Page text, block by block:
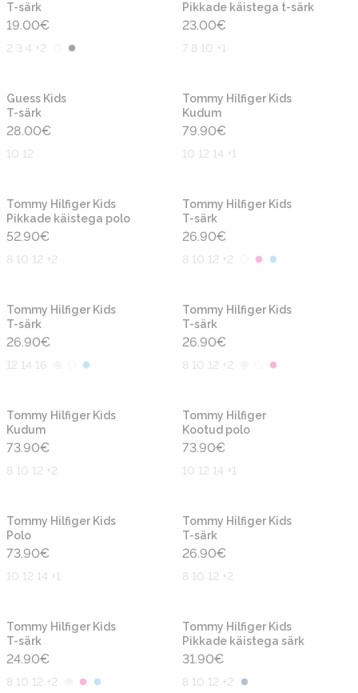
T-särk
19.00€
2 3 4 +2
Pikkade käistega t-särk
23.00€
7 8 10 +1
Guess Kids
T-särk
28.00€
10 12
Tommy Hilfiger Kids
Kudum
79.90€
10 12 14 +1
Tommy Hilfiger Kids
Pikkade käistega polo
52.90€
8 10 12 +2
Tommy Hilfiger Kids
T-särk
26.90€
8 10 12 +2
Tommy Hilfiger Kids
T-särk
26.90€
12 14 16
Tommy Hilfiger Kids
T-särk
26.90€
8 10 12 +2
Tommy Hilfiger Kids
Kudum
73.90€
8 10 12 +2
Tommy Hilfiger
Kootud polo
73.90€
10 12 14 +1
Tommy Hilfiger Kids
Polo
73.90€
10 12 14 +1
Tommy Hilfiger Kids
T-särk
26.90€
8 10 12 +2
Tommy Hilfiger Kids
T-särk
24.90€
8 10 12 +2
Tommy Hilfiger Kids
Pikkade käistega särk
31.90€
8 10 12 +2